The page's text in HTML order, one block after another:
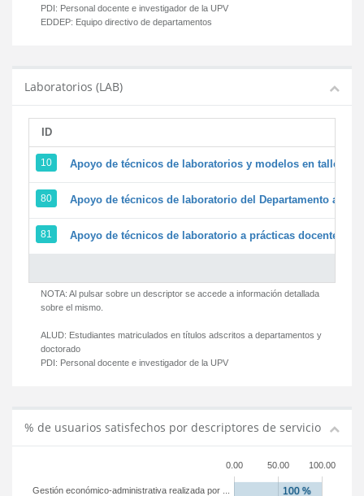
PDI: Personal docente e investigador de la UPV
EDDEP: Equipo directivo de departamentos
Laboratorios (LAB)
ID
10 Apoyo de técnicos de laboratorios y modelos en
80 Apoyo de técnicos de laboratorio del Departamento a la
81 Apoyo de técnicos de laboratorio a prácticas docentes y
NOTA: Al pulsar sobre un descriptor se accede a información detallada
sobre el mismo.
ALUD: Estudiantes matriculados en títulos adscritos a departamentos y
doctorado
PDI: Personal docente e investigador de la UPV
% de usuarios satisfechos por descriptores de servicio
0.00 50.00 100.00
Gestión económico-administrativa realizada por ...